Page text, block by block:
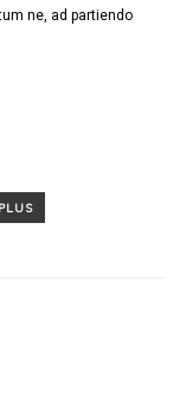
ne, ad partiendo